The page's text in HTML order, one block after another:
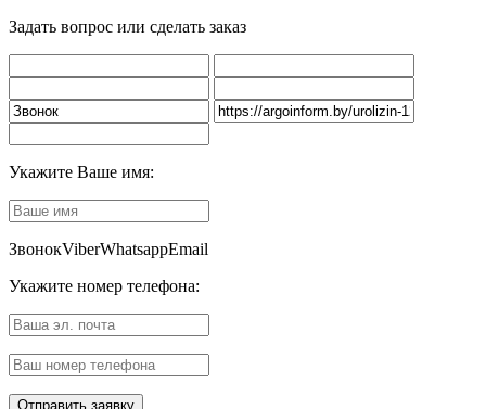
Задать вопрос или сделать заказ
Укажите Ваше имя:
ЗвонокViberWhatsappEmail
Укажите номер телефона: